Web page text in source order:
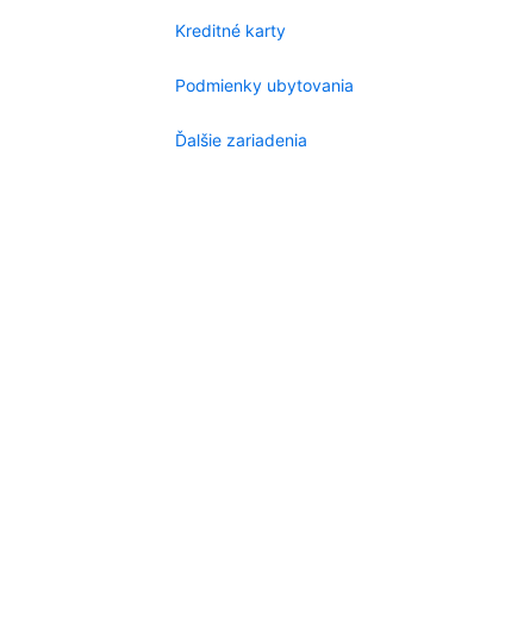
Kreditné karty
Podmienky ubytovania
Ďalšie zariadenia